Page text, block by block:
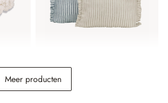
Kussenhoes set van 2
Brenda
Meer producten